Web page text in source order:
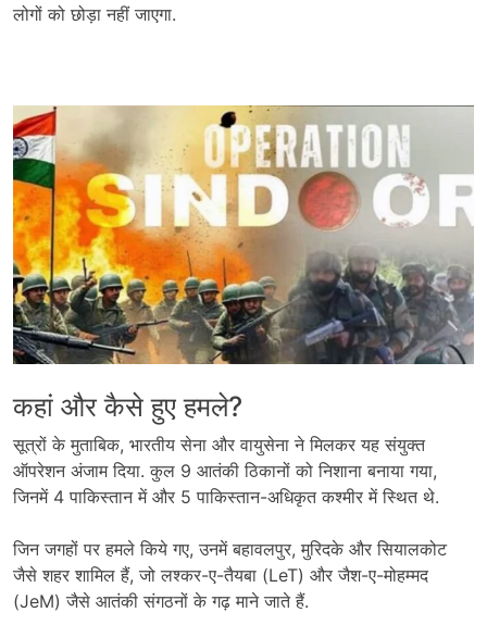
लोगों को छोड़ा नहीं जाएगा.
कहां और कैसे हुए हमले?
सूत्रों के मुताबिक, भारतीय सेना और वायुसेना ने मिलकर यह संयुक्त
ऑपरेशन अंजाम दिया. कुल 9 आतंकी ठिकानों को निशाना बनाया गया,
जिनमें 4 पाकिस्तान में और 5 पाकिस्तान-अधिकृत कश्मीर में स्थित थे.
जिन जगहों पर हमले किये गए, उनमें बहावलपुर, मुरिदके और सियालकोट
जैसे शहर शामिल हैं, जो लश्कर-ए-तैयबा (LeT) और जैश-ए-मोहम्मद
(JeM) जैसे आतंकी संगठनों के गढ़ माने जाते हैं.